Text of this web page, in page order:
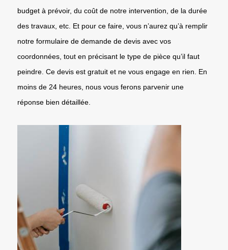
budget à prévoir, du coût de notre intervention, de la durée
des travaux, etc. Et pour ce faire, vous n’aurez qu’à remplir
notre formulaire de demande de devis avec vos
coordonnées, tout en précisant le type de pièce qu’il faut
peindre. Ce devis est gratuit et ne vous engage en rien. En
moins de 24 heures, nous vous ferons parvenir une
réponse bien détaillée.